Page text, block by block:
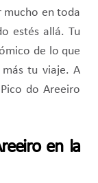
mucho en toda
estés allá. Tu
de lo que
más tu viaje. A
do Areeiro
en la